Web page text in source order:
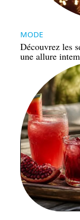
MODE
Découvrez les
une allure